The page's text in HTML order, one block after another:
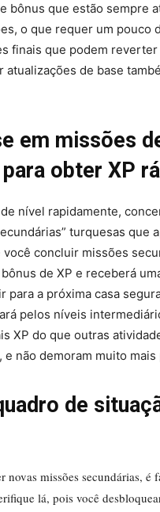
bônus que estão sempre
o que requer um pouco
finais que podem
atualizações de base
em missões
obter XP
nível rapidamente,
turquesas
você concluir missões
de XP e receberá
para a próxima casa
pelos níveis
XP do que outras
não demoram muito
de
novas missões secundárias,
lá, pois você